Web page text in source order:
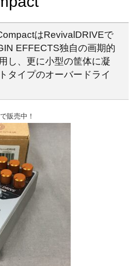
はRevivalDRIVEで
EFFECTS独自の画期的
し、更に小型の筐体に凝
タイプのオーバードライ
販売中！